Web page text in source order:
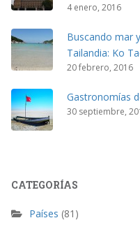
4 enero, 2016
Buscando mar
Tailandia: Ko
20 febrero, 2016
Gastronomías
30 septiembre,
CATEGORÍAS
Países (81)